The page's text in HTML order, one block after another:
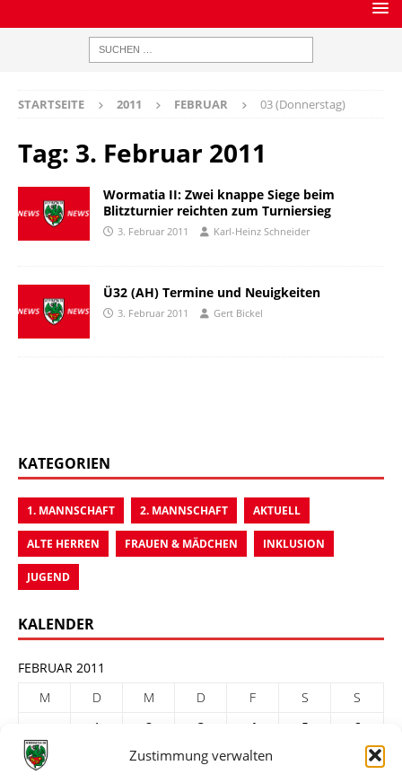
Zustimmung verwalten
STARTSEITE 2011 FEBRUAR 03 (Donnerstag)
Tag: 3. Februar 2011
Wormatia II: Zwei knappe Siege beim
Blitzturnier reichten zum Turniersieg
3. Februar 2011 Karl-Heinz Schneider
Ü32 (AH) Termine und Neuigkeiten
3. Februar 2011 Gert Bickel
KATEGORIEN
1. MANNSCHAFT 2. MANNSCHAFT AKTUELL
ALTE HERREN FRAUEN & MÄDCHEN INKLUSION
JUGEND
KALENDER
FEBRUAR 2011
M
D M D F S
S
1
2 3 4 5
6
7
9 10 11